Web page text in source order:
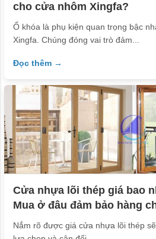
cho cửa nhôm Xingfa?
Ổ khóa là phụ kiện quan trọng bậc
Xingfa. Chúng đóng vai trò đảm...
Đọc thêm →
Cửa nhựa lõi thép giá bao
Mua ở đâu đảm bảo hàng
Nắm rõ được giá cửa nhựa lõi thép